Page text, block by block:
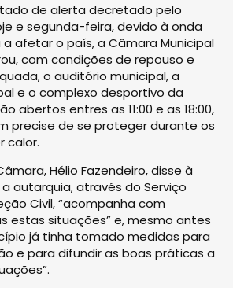
de alerta decretado pelo
e segunda-feira, devido à onda
afetar o país, a Câmara Municipal
com condições de repouso e
o auditório municipal, a
e o complexo desportivo da
abertos entres as 11:00 e as 18:00,
precise de se proteger durante os
calor.
Hélio Fazendeiro, disse à
autarquia, através do Serviço
Civil, “acompanha com
estas situações” e, mesmo antes
já tinha tomado medidas para
e para difundir as boas práticas a